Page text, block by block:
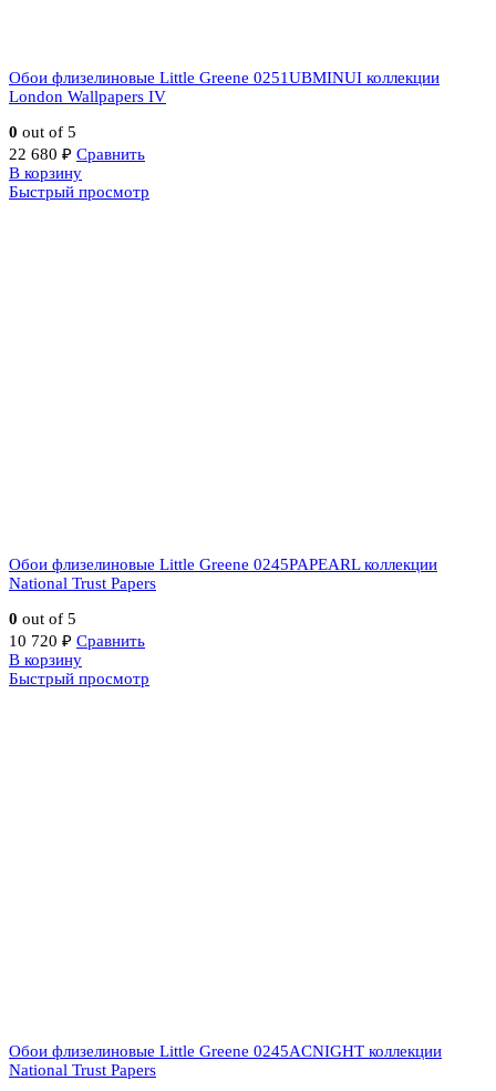
Обои флизелиновые Little Greene 0251UBMINUI коллекции
London Wallpapers IV
0 out of 5
22 680 ₽ Сравнить
В корзину
Быстрый просмотр
Обои флизелиновые Little Greene 0245PAPEARL коллекции
National Trust Papers
0 out of 5
10 720 ₽ Сравнить
В корзину
Быстрый просмотр
Обои флизелиновые Little Greene 0245ACNIGHT коллекции
National Trust Papers